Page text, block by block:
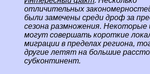
отличительных
были замечены среди дроф за
сезона размножения. Некоторые
могут совершать короткие
миграции в пределах региона,
другие летят на большие
субконтинент.